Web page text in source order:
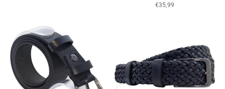
Aanbiedingsprijs
€35,99